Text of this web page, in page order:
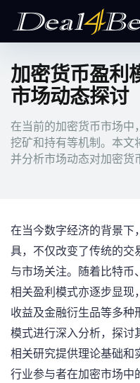
加密货币盈利
市场动态探讨
在当前的加密货币市场中
挖矿和持有等机制。本文
并分析市场动态对加密货
在当今数字经济的背景下
具，不仅改变了传统的交
与市场关注。随着比特币
相关盈利模式亦逐步显现
收益及金融衍生品等多种
模式进行深入分析，探讨
相关研究提供理论基础和
行业参与者在加密市场中